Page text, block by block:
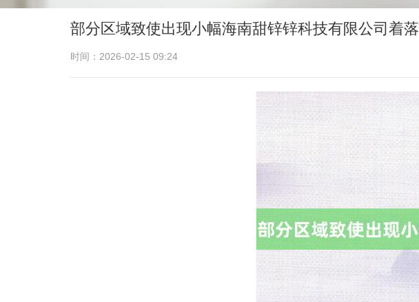
部分区域致使出现小幅海南甜锌锌科技有限公司着落
时间：2026-02-15 09:24